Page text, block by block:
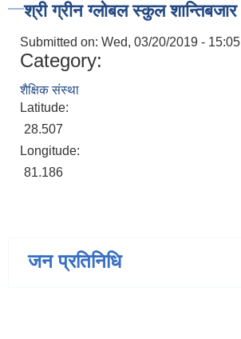
श्री ग्रीन ग्लोबल स्कुल शान्तिबजार
Submitted on: Wed, 03/20/2019 - 15:05
Category:
शैक्षिक संस्था
Latitude:
28.507
Longitude:
81.186
जन प्रतिनिधि